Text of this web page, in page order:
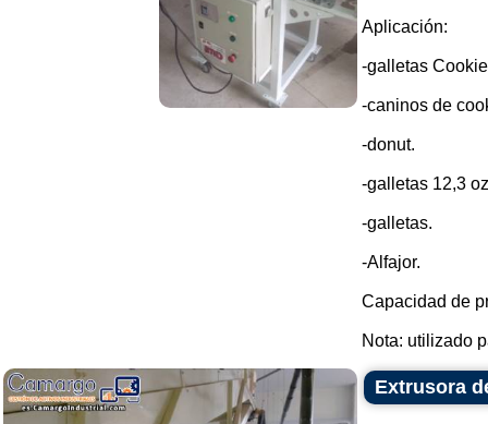
Aplicación:
-galletas
-caninos de
-donut.
-galletas 12,3
-galletas.
-Alfajor.
Capacidad de
Nota: utilizado
Extrusora